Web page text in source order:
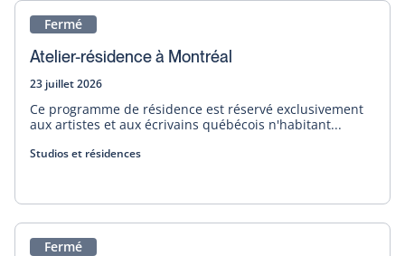
Fermé
Atelier-résidence à Montréal
23 juillet 2026
Ce programme de résidence est réservé exclusivement
aux artistes et aux écrivains québécois n'habitant...
Studios et résidences
Fermé